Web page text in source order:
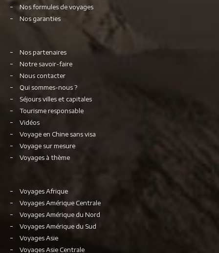
Nos formules de voyages
Nos garanties
Nos partenaires
Notre savoir-faire
Nous contacter
Qui sommes-nous ?
Séjours villes et capitales
Tourisme responsable
Vidéos
Voyage en Chine sans visa
Voyage sur mesure
Voyages à thème
Voyages Afrique
Voyages Amérique Centrale
Voyages Amérique du Nord
Voyages Amérique du Sud
Voyages Asie
Voyages Asie Centrale